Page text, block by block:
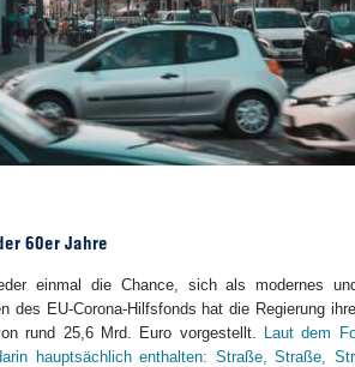
60er Jahre
einmal die Chance, sich als modernes
des EU-Corona-Hilfsfonds hat die Regierung
rund 25,6 Mrd. Euro vorgestellt. Laut dem
hauptsächlich enthalten: Straße, Straße,